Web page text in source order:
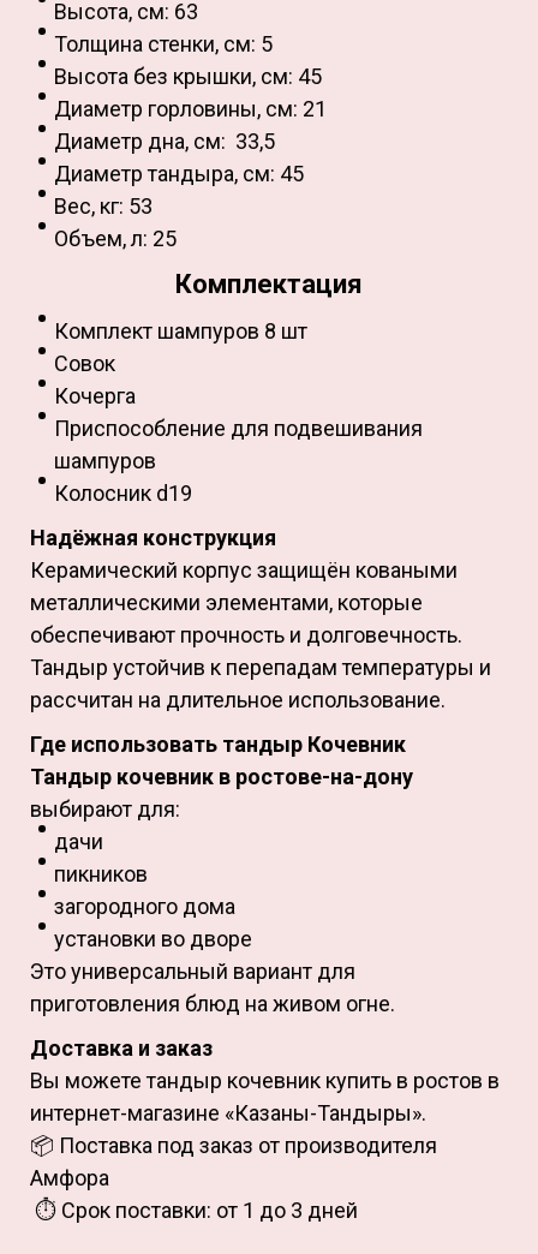
Высота, см: 63
Толщина стенки, см: 5
Высота без крышки, см: 45
Диаметр горловины, см: 21
Диаметр дна, см: 33,5
Диаметр тандыра, см: 45
Вес, кг: 53
Объем, л: 25
Комплектация
Комплект шампуров 8 шт
Совок
Кочерга
Приспособление для подвешивания
шампуров
Колосник d19
Надёжная конструкция
Керамический корпус защищён коваными
металлическими элементами, которые
обеспечивают прочность и долговечность.
Тандыр устойчив к перепадам температуры и
рассчитан на длительное использование.
Где использовать тандыр Кочевник
Тандыр кочевник в ростове-на-дону
выбирают для:
дачи
пикников
загородного дома
установки во дворе
Это универсальный вариант для
приготовления блюд на живом огне.
Доставка и заказ
Вы можете тандыр кочевник купить в ростов в
интернет-магазине «Казаны-Тандыры».
📦 Поставка под заказ от производителя
Амфора
⏱ Срок поставки: от 1 до 3 дней